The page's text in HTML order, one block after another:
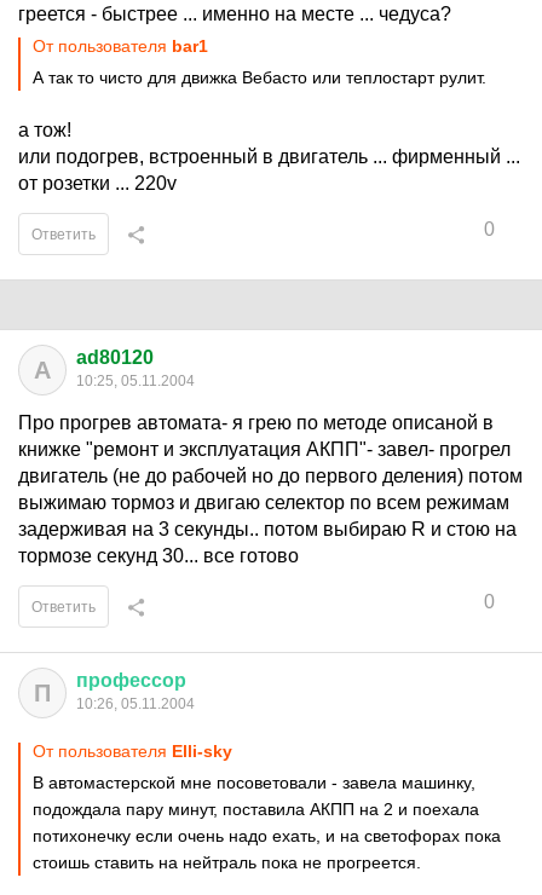
греется - быстрее ... именно на месте ... чедуса?
От пользователя bar1
А так то чисто для движка Вебасто или теплостарт рулит.
а тож!
или подогрев, встроенный в двигатель ... фирменный ...
от розетки ... 220v
0
Ответить
A ad80120
10:25, 05.11.2004
Про прогрев автомата- я грею по методе описаной в
книжке "ремонт и эксплуатация АКПП"- завел- прогрел
двигатель (не до рабочей но до первого деления) потом
выжимаю тормоз и двигаю селектор по всем режимам
задерживая на 3 секунды.. потом выбираю R и стою на
тормозе секунд 30... все готово
0
Ответить
П профессор
10:26, 05.11.2004
От пользователя Elli-sky
В автомастерской мне посоветовали - завела машинку,
подождала пару минут, поставила АКПП на 2 и поехала
потихонечку если очень надо ехать, и на светофорах пока
стоишь ставить на нейтраль пока не прогреется.